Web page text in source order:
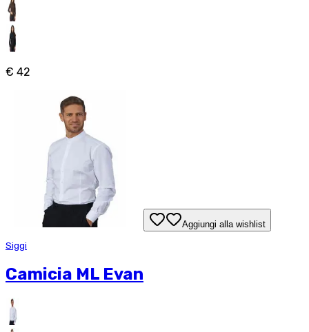
€ 42
Aggiungi alla wishlist
Siggi
Camicia ML Evan